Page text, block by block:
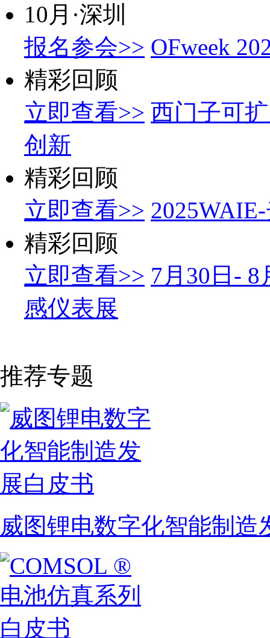
10月·深圳
报名参会>> OFweek
精彩回顾
立即查看>> 西门子可
创新
精彩回顾
立即查看>>
精彩回顾
立即查看>> 7月30日- 8
感仪表展
推荐专题
威图锂电数字化智能制造